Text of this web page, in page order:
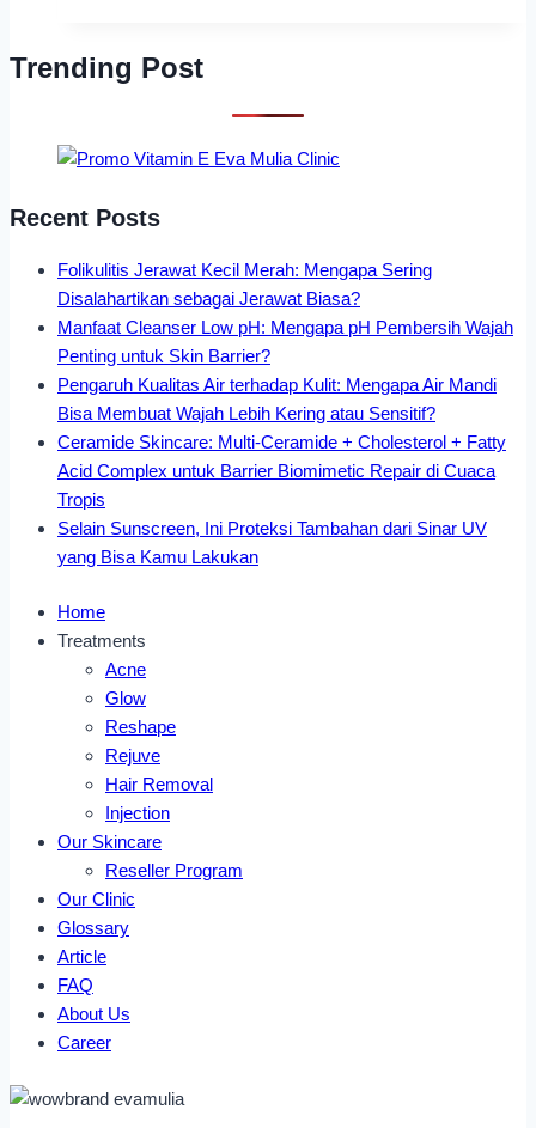
Trending Post
Recent Posts
Folikulitis Jerawat Kecil Merah: Mengapa Sering
Disalahartikan sebagai Jerawat Biasa?
Manfaat Cleanser Low pH: Mengapa pH Pembersih Wajah
Penting untuk Skin Barrier?
Pengaruh Kualitas Air terhadap Kulit: Mengapa Air Mandi
Bisa Membuat Wajah Lebih Kering atau Sensitif?
Ceramide Skincare: Multi-Ceramide + Cholesterol + Fatty
Acid Complex untuk Barrier Biomimetic Repair di Cuaca
Tropis
Selain Sunscreen, Ini Proteksi Tambahan dari Sinar UV
yang Bisa Kamu Lakukan
Home
Treatments
Acne
Glow
Reshape
Rejuve
Hair Removal
Injection
Our Skincare
Reseller Program
Our Clinic
Glossary
Article
FAQ
About Us
Career